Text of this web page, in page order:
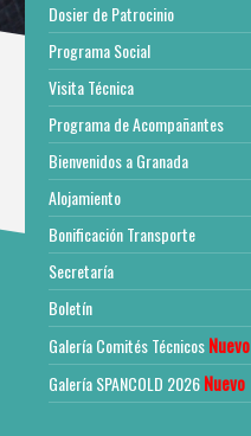
Dosier de Patrocinio
Programa Social
Visita Técnica
Programa de Acompañantes
Bienvenidos a Granada
Alojamiento
Bonificación Transporte
Secretaría
Boletín
Galería Comités TécnicosNuevo
Galería SPANCOLD 2026Nuevo